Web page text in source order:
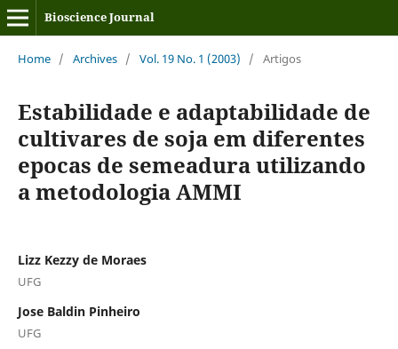
Bioscience Journal
Home / Archives / Vol. 19 No. 1 (2003) / Artigos
Estabilidade e adaptabilidade de
cultivares de soja em diferentes
epocas de semeadura utilizando
a metodologia AMMI
Lizz Kezzy de Moraes
UFG
Jose Baldin Pinheiro
UFG